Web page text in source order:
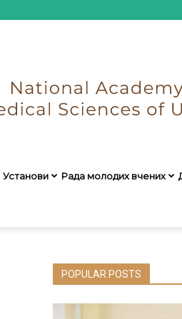
Установи Рада молодих вчених
POPULAR POSTS